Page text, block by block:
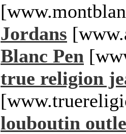
Jordans
Blanc Pen
true religion
louboutin